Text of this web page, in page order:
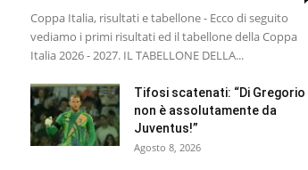
Coppa Italia, risultati e tabellone - Ecco di seguito
vediamo i primi risultati ed il tabellone della Coppa
Italia 2026 - 2027. IL TABELLONE DELLA...
Tifosi scatenati: “Di Gregorio
non è assolutamente da
Juventus!”
Agosto 8, 2026